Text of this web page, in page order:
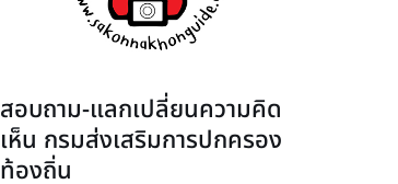
สอบถาม-แลกเปลี่ยนความคิด
เห็น กรมส่งเสริมการปกครอง
ท้องถิ่น